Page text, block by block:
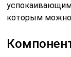
которым можно